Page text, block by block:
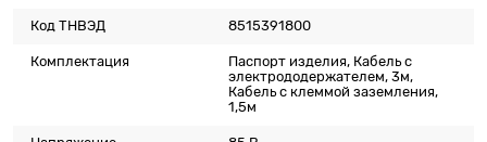
Код ТНВЭД 8515391800
Комплектация
Паспорт изделия, Кабель с
электрододержателем, 3м,
Кабель с клеммой заземления,
1,5м